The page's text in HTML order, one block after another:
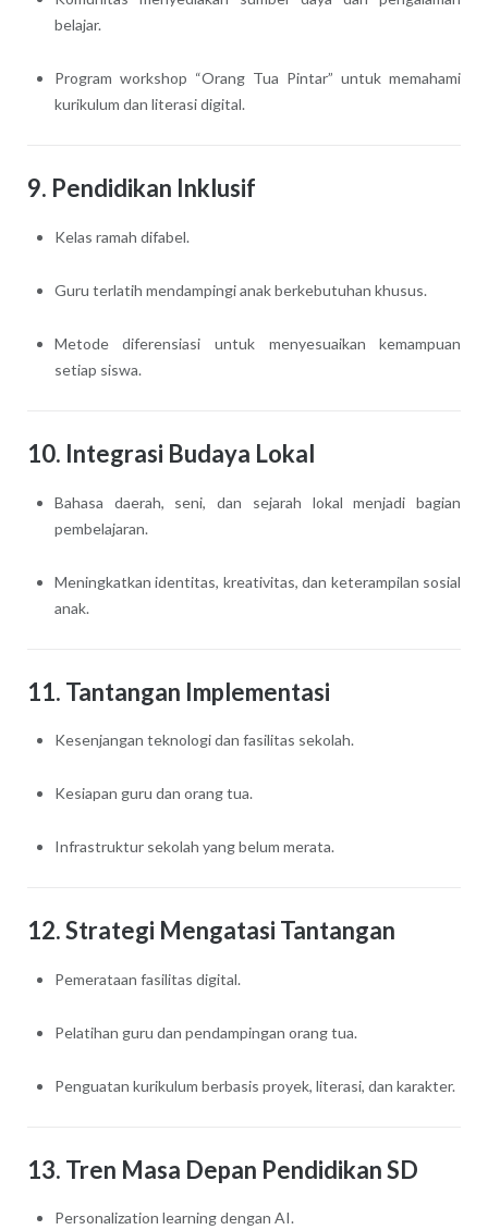
belajar.
Program workshop “Orang Tua Pintar” untuk memahami
kurikulum dan literasi digital.
9. Pendidikan Inklusif
Kelas ramah difabel.
Guru terlatih mendampingi anak berkebutuhan khusus.
Metode diferensiasi untuk menyesuaikan kemampuan
setiap siswa.
10. Integrasi Budaya Lokal
Bahasa daerah, seni, dan sejarah lokal menjadi bagian
pembelajaran.
Meningkatkan identitas, kreativitas, dan keterampilan sosial
anak.
11. Tantangan Implementasi
Kesenjangan teknologi dan fasilitas sekolah.
Kesiapan guru dan orang tua.
Infrastruktur sekolah yang belum merata.
12. Strategi Mengatasi Tantangan
Pemerataan fasilitas digital.
Pelatihan guru dan pendampingan orang tua.
Penguatan kurikulum berbasis proyek, literasi, dan karakter.
13. Tren Masa Depan Pendidikan SD
Personalization learning dengan AI.